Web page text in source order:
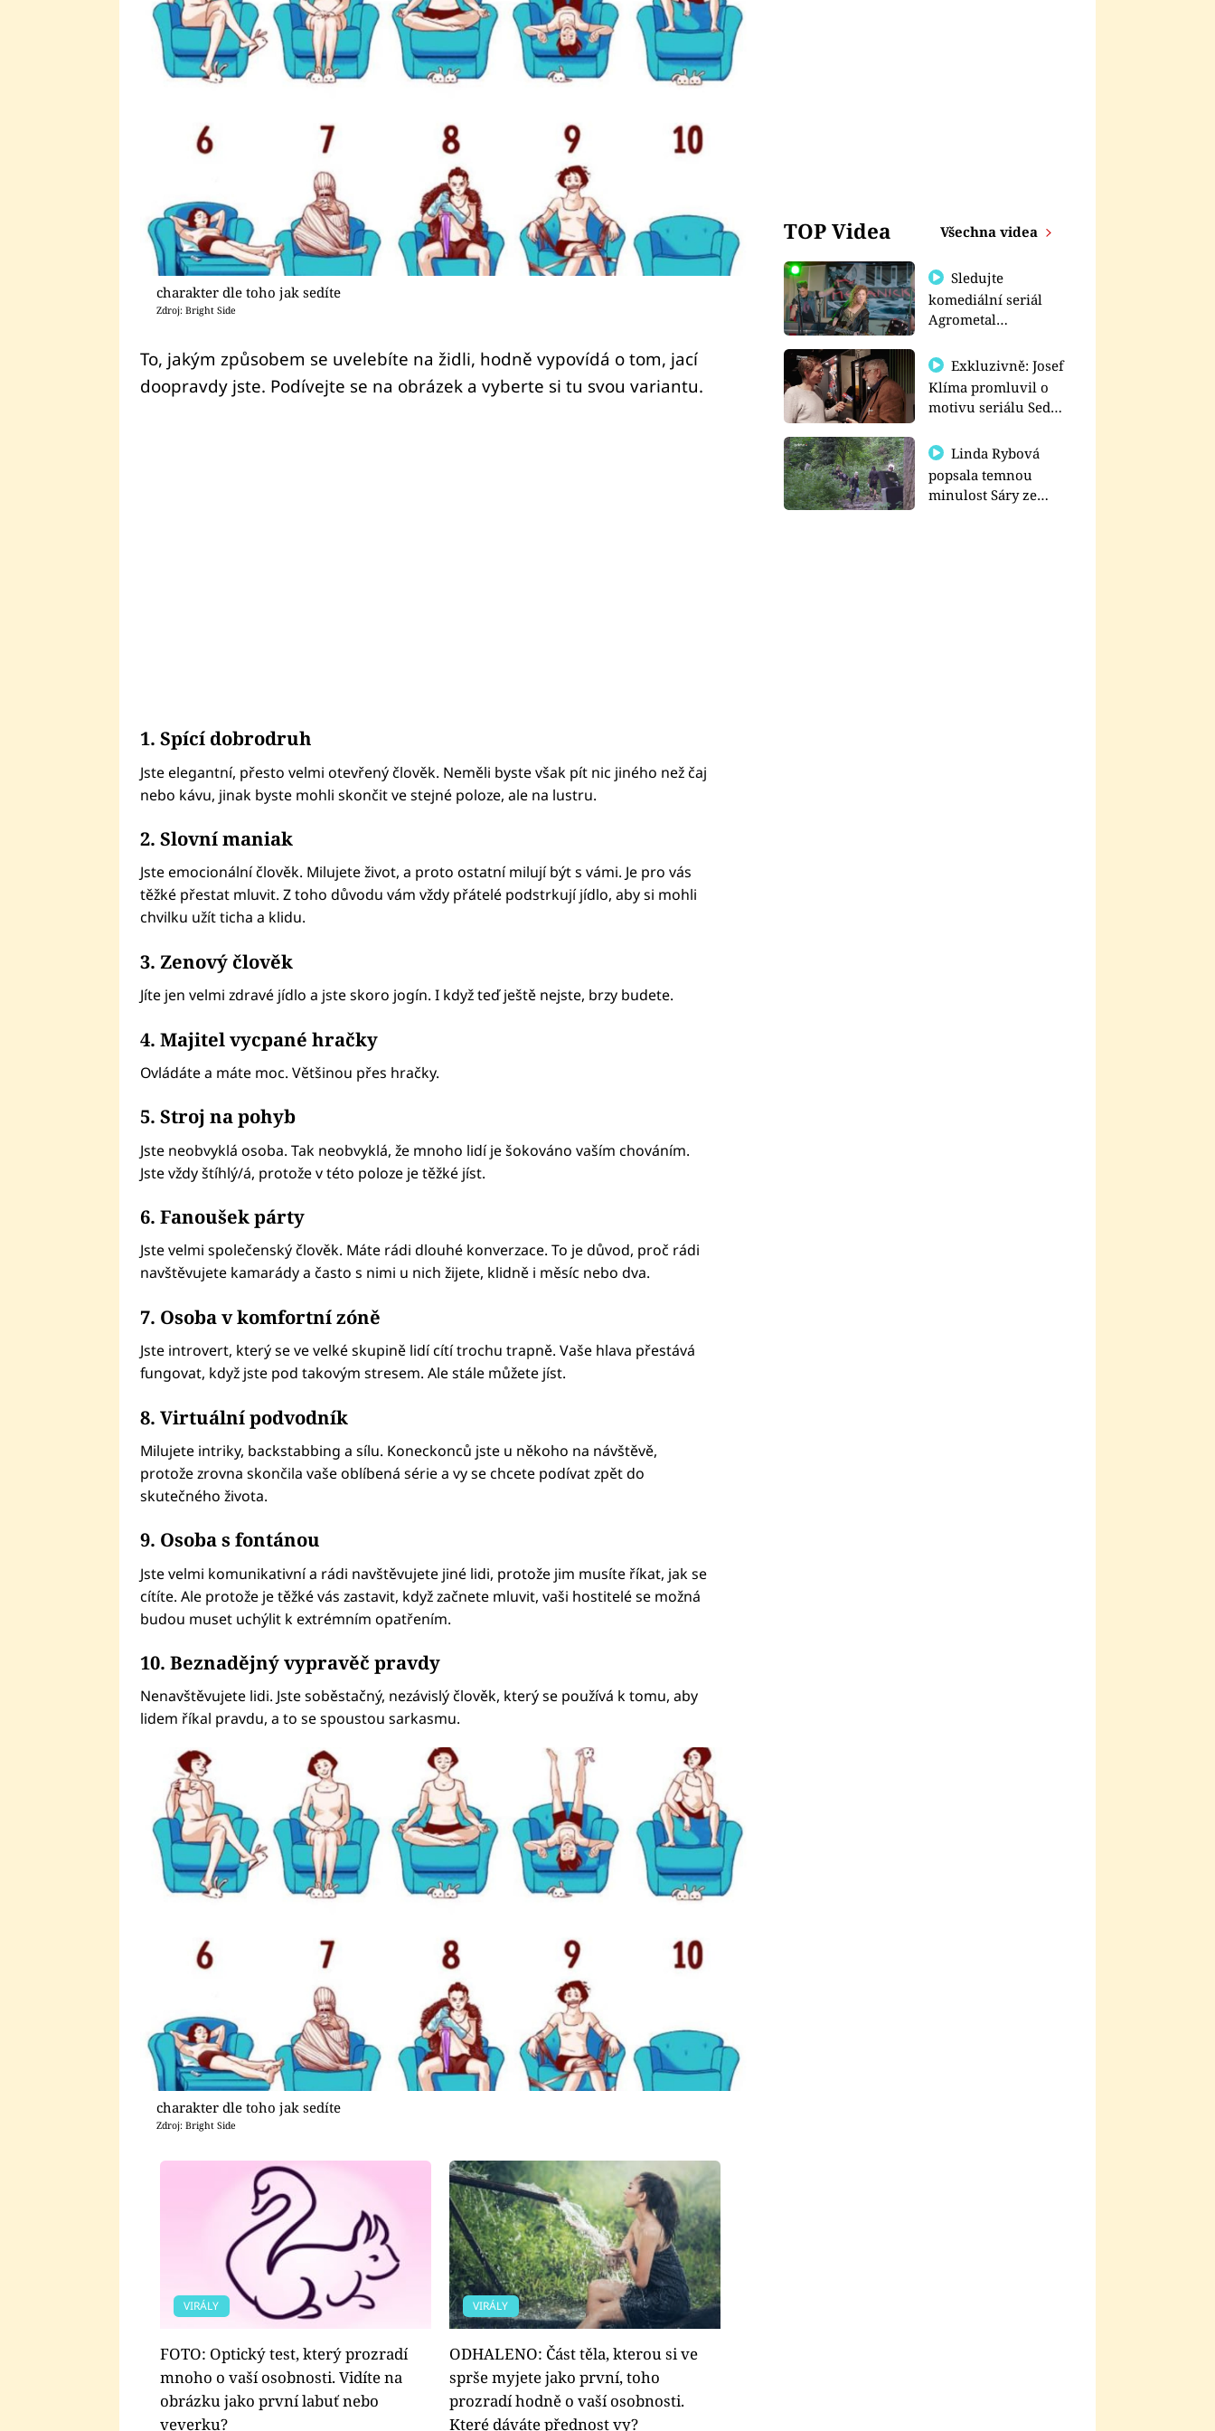
charakter dle toho jak sedíte
Zdroj: Bright Side
To, jakým způsobem se uvelebíte na židli, hodně vypovídá o tom, jací
doopravdy jste. Podívejte se na obrázek a vyberte si tu svou variantu.
1. Spící dobrodruh
Jste elegantní, přesto velmi otevřený člověk. Neměli byste však pít nic jiného než čaj
nebo kávu, jinak byste mohli skončit ve stejné poloze, ale na lustru.
2. Slovní maniak
Jste emocionální člověk. Milujete život, a proto ostatní milují být s vámi. Je pro vás
těžké přestat mluvit. Z toho důvodu vám vždy přátelé podstrkují jídlo, aby si mohli
chvilku užít ticha a klidu.
3. Zenový člověk
Jíte jen velmi zdravé jídlo a jste skoro jogín. I když teď ještě nejste, brzy budete.
4. Majitel vycpané hračky
Ovládáte a máte moc. Většinou přes hračky.
5. Stroj na pohyb
Jste neobvyklá osoba. Tak neobvyklá, že mnoho lidí je šokováno vaším chováním.
Jste vždy štíhlý/á, protože v této poloze je těžké jíst.
6. Fanoušek párty
Jste velmi společenský člověk. Máte rádi dlouhé konverzace. To je důvod, proč rádi
navštěvujete kamarády a často s nimi u nich žijete, klidně i měsíc nebo dva.
7. Osoba v komfortní zóně
Jste introvert, který se ve velké skupině lidí cítí trochu trapně. Vaše hlava přestává
fungovat, když jste pod takovým stresem. Ale stále můžete jíst.
8. Virtuální podvodník
Milujete intriky, backstabbing a sílu. Koneckonců jste u někoho na návštěvě,
protože zrovna skončila vaše oblíbená série a vy se chcete podívat zpět do
skutečného života.
9. Osoba s fontánou
Jste velmi komunikativní a rádi navštěvujete jiné lidi, protože jim musíte říkat, jak se
cítíte. Ale protože je těžké vás zastavit, když začnete mluvit, vaši hostitelé se možná
budou muset uchýlit k extrémním opatřením.
10. Beznadějný vypravěč pravdy
Nenavštěvujete lidi. Jste soběstačný, nezávislý člověk, který se používá k tomu, aby
lidem říkal pravdu, a to se spoustou sarkasmu.
charakter dle toho jak sedíte
Zdroj: Bright Side
VIRÁLY
FOTO: Optický test, který prozradí
mnoho o vaší osobnosti. Vidíte na
obrázku jako první labuť nebo
veverku?
VIRÁLY
ODHALENO: Část těla, kterou si ve
sprše myjete jako první, toho
prozradí hodně o vaší osobnosti.
Které dáváte přednost vy?
TOP Videa Všechna videa
Sledujte
komediální seriál
Agrometal
prima+
Exkluzivně: Josef
Klíma promluvil o
motivu seriálu Sedm
Linda Rybová
popsala temnou
minulost Sáry ze